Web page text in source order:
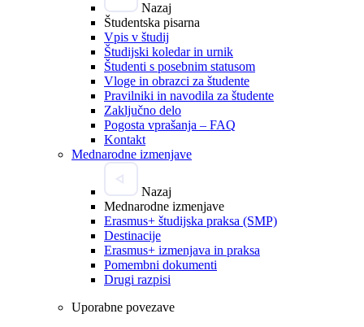
Nazaj
Študentska pisarna
Vpis v študij
Študijski koledar in urnik
Študenti s posebnim statusom
Vloge in obrazci za študente
Pravilniki in navodila za študente
Zaključno delo
Pogosta vprašanja – FAQ
Kontakt
Mednarodne izmenjave
Nazaj
Mednarodne izmenjave
Erasmus+ študijska praksa (SMP)
Destinacije
Erasmus+ izmenjava in praksa
Pomembni dokumenti
Drugi razpisi
Uporabne povezave